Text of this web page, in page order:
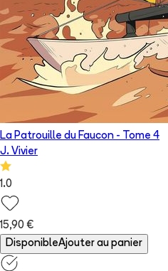
La Patrouille du Faucon - Tome 4
J. Vivier
1.0
15,90 €
DisponibleAjouter au panier